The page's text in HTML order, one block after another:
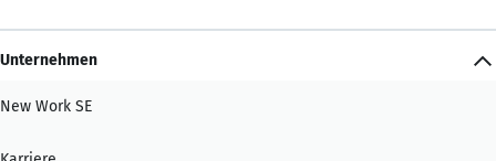
Unternehmen
New Work SE